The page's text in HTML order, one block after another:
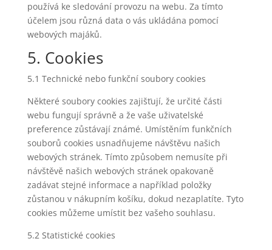
používá ke sledování provozu na webu. Za tímto
účelem jsou různá data o vás ukládána pomocí
webových majáků.
5. Cookies
5.1 Technické nebo funkční soubory cookies
Některé soubory cookies zajišťují, že určité části
webu fungují správně a že vaše uživatelské
preference zůstávají známé. Umístěním funkčních
souborů cookies usnadňujeme návštěvu našich
webových stránek. Tímto způsobem nemusíte při
návštěvě našich webových stránek opakovaně
zadávat stejné informace a například položky
zůstanou v nákupním košíku, dokud nezaplatíte. Tyto
cookies můžeme umístit bez vašeho souhlasu.
5.2 Statistické cookies